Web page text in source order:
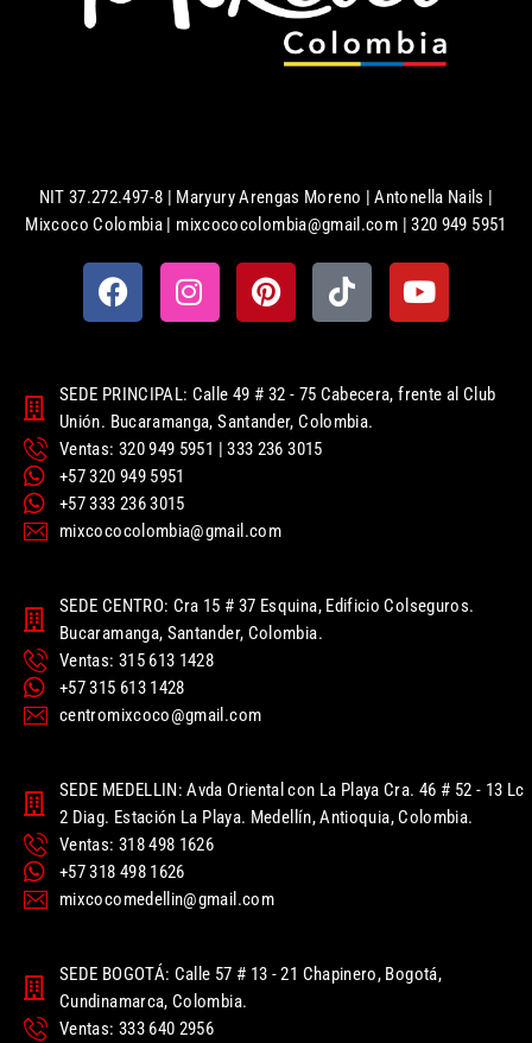
NIT 37.272.497-8 | Maryury Arengas Moreno | Antonella Nails |
Mixcoco Colombia | mixcococolombia@gmail.com | 320 949 5951
SEDE PRINCIPAL: Calle 49 # 32 - 75 Cabecera, frente al Club
Unión. Bucaramanga, Santander, Colombia.
Ventas: 320 949 5951 | 333 236 3015
+57 320 949 5951
+57 333 236 3015
mixcococolombia@gmail.com
SEDE CENTRO: Cra 15 # 37 Esquina, Edificio Colseguros.
Bucaramanga, Santander, Colombia.
Ventas: 315 613 1428
+57 315 613 1428
centromixcoco@gmail.com
SEDE MEDELLIN: Avda Oriental con La Playa Cra. 46 # 52 - 13 Lc
2 Diag. Estación La Playa. Medellín, Antioquia, Colombia.
Ventas: 318 498 1626
+57 318 498 1626
mixcocomedellin@gmail.com
SEDE BOGOTÁ: Calle 57 # 13 - 21 Chapinero, Bogotá,
Cundinamarca, Colombia.
Ventas: 333 640 2956